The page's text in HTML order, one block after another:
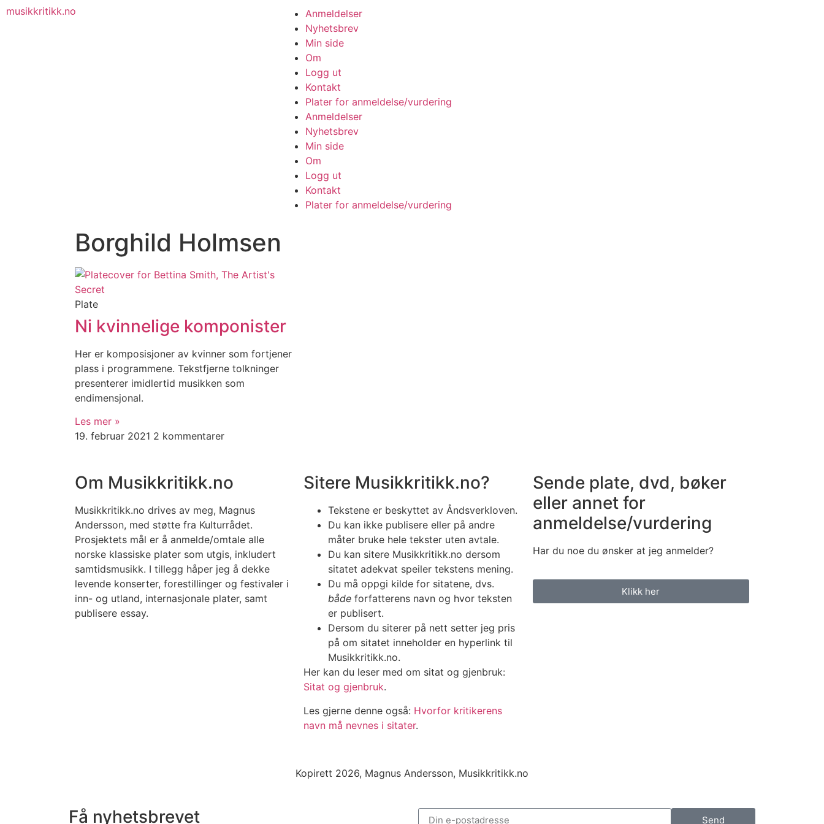
musikkritikk.no
Anmeldelser
Nyhetsbrev
Min side
Om
Logg ut
Kontakt
Plater for anmeldelse/vurdering
Anmeldelser
Nyhetsbrev
Min side
Om
Logg ut
Kontakt
Plater for anmeldelse/vurdering
Borghild Holmsen
Plate
Ni kvinnelige komponister
Her er komposisjoner av kvinner som fortjener
plass i programmene. Tekstfjerne tolkninger
presenterer imidlertid musikken som
endimensjonal.
Les mer »
19. februar 2021 2 kommentarer
Om Musikkritikk.no
Musikkritikk.no drives av meg, Magnus
Andersson, med støtte fra Kulturrådet.
Prosjektets mål er å anmelde/omtale alle
norske klassiske plater som utgis, inkludert
samtidsmusikk. I tillegg håper jeg å dekke
levende konserter, forestillinger og festivaler i
inn- og utland, internasjonale plater, samt
publisere essay.
Sitere Musikkritikk.no?
Tekstene er beskyttet av Åndsverkloven.
Du kan ikke publisere eller på andre
måter bruke hele tekster uten avtale.
Du kan sitere Musikkritikk.no dersom
sitatet adekvat speiler tekstens mening.
Du må oppgi kilde for sitatene, dvs.
både forfatterens navn og hvor teksten
er publisert.
Dersom du siterer på nett setter jeg pris
på om sitatet inneholder en hyperlink til
Musikkritikk.no.
Her kan du leser med om sitat og gjenbruk:
Sitat og gjenbruk.
Les gjerne denne også: Hvorfor kritikerens
navn må nevnes i sitater.
Sende plate, dvd, bøker
eller annet for
anmeldelse/vurdering
Har du noe du ønsker at jeg anmelder?
Klikk her
Kopirett 2026, Magnus Andersson, Musikkritikk.no
Få nyhetsbrevet Send